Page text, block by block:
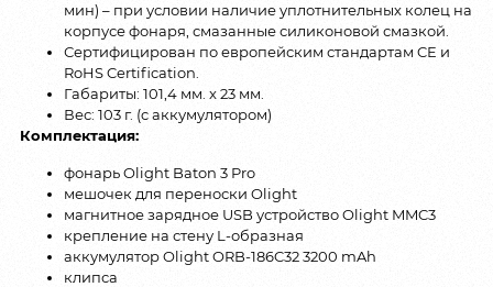
мин) – при условии наличие уплотнительных колец на
корпусе фонаря, смазанные силиконовой смазкой.
Сертифицирован по европейским стандартам CE и
RoHS Certification.
Габариты: 101,4 мм. x 23 мм.
Вес: 103 г. (c аккумулятором)
Комплектация:
фонарь Olight Baton 3 Pro
мешочек для переноски Olight
магнитное зарядное USB устройство Olight MMC3
крепление на стену L-образная
аккумулятор Olight ORB-186C32 3200 mAh
клипса